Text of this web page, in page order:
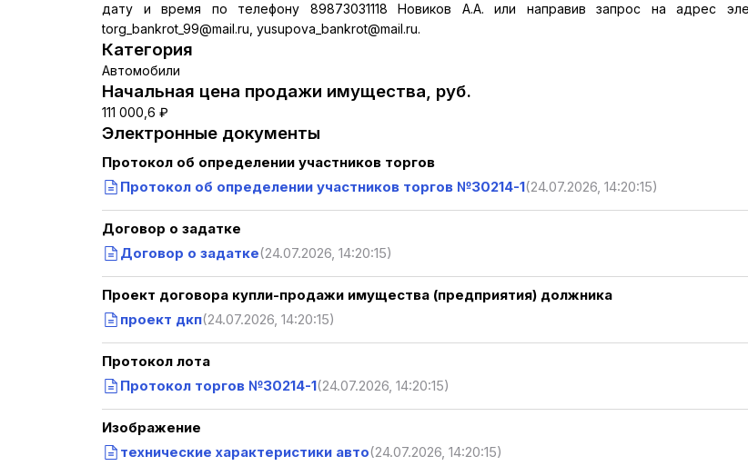
дату и время по телефону 89873031118 Новиков А.А. или направив запрос на адрес
torg_bankrot_99@mail.ru, yusupova_bankrot@mail.ru.
Категория
Автомобили
Начальная цена продажи имущества, руб.
111 000,6 ₽
Электронные документы
Протокол об определении участников торгов
Протокол об определении участников торгов №30214-1(24.07.2026, 14:20:15)
Договор о задатке
Договор о задатке(24.07.2026, 14:20:15)
Проект договора купли-продажи имущества (предприятия) должника
проект дкп(24.07.2026, 14:20:15)
Протокол лота
Протокол торгов №30214-1(24.07.2026, 14:20:15)
Изображение
технические характеристики авто(24.07.2026, 14:20:15)